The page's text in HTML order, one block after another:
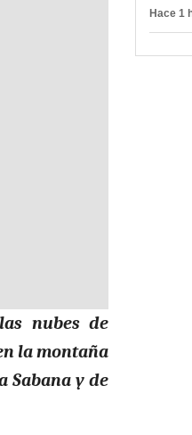
nubes de
la montaña
Sabana y de
Hace 1